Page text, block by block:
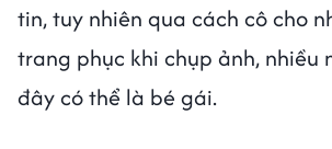
tin, tuy nhiên qua cách cô cho
trang phục khi chụp ảnh, nhiều
đây có thể là bé gái.